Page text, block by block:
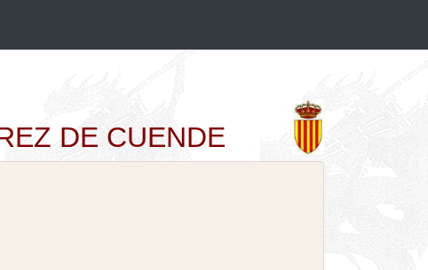
DE CUENDE